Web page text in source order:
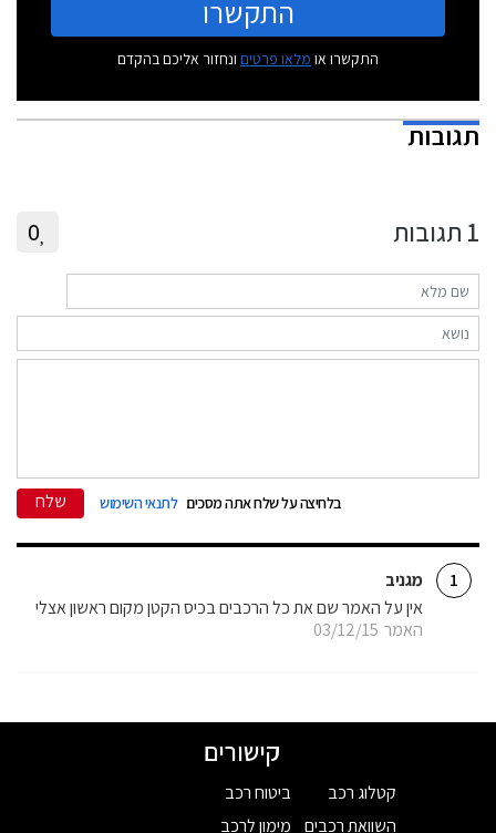
התקשרו
התקשרו או מלאו פרטים ונחזור אליכם בהקדם
תגובות
1 תגובות 0
בלחיצה על שלח אתה מסכים לתנאי השימוש שלח
1 מגניב
האמר 03/12/15
אין על האמר שם את כל הרכבים בכיס הקטן מקום ראשון אצלי
קישורים
קטלוג רכב
השוואת רכבים
ביטוח רכב
מימון לרכב